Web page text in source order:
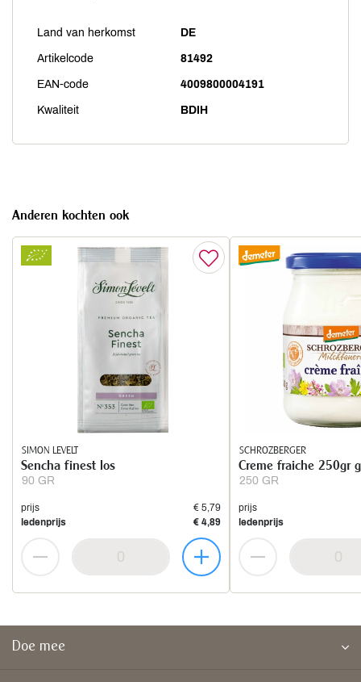
Land van herkomst DE
Artikelcode 81492
EAN-code 4009800004191
Kwaliteit BDIH
Anderen kochten ook
SIMON LEVELT
90 GR
Sencha finest los
prijs
€ 5,79
ledenprijs
€ 4,89
SCHROZBERGER
250 GR
Creme fraiche 250gr
prijs
ledenprijs
Doe mee